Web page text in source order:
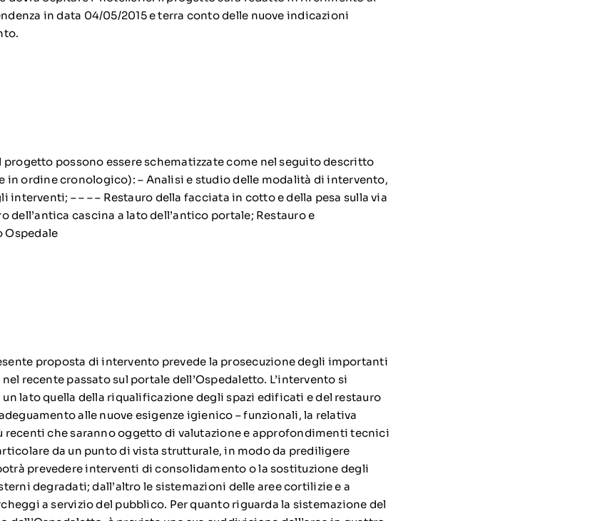
in data 04/05/2015 e terra conto delle nuove indicazioni
progetto possono essere schematizzate come nel seguito descritto
in ordine cronologico): – Analisi e studio delle modalità di intervento,
– – – – Restauro della facciata in cotto e della pesa sulla via
dell’antica cascina a lato dell’antico portale; Restauro e
Ospedale
proposta di intervento prevede la prosecuzione degli importanti
recente passato sul portale dell’Ospedaletto. L’intervento si
lato quella della riqualificazione degli spazi edificati e del restauro
alle nuove esigenze igienico – funzionali, la relativa
recenti che saranno oggetto di valutazione e approfondimenti tecnici
da un punto di vista strutturale, in modo da prediligere
prevedere interventi di consolidamento o la sostituzione degli
degradati; dall’altro le sistemazioni delle aree cortilizie e a
a servizio del pubblico. Per quanto riguarda la sistemazione del